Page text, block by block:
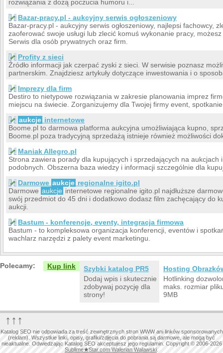
rozwiązania z dozą poczucia humoru i...
Bazar-pracy.pl - aukcyjny serwis ogłoszeniowy
Bazar-pracy.pl - aukcyjny serwis ogłoszeniowy, najlepsi fachowcy,
zaoferować swoje usługi lub zlecić komuś wykonanie pracy,
Serwis dla osób prywatnych oraz firm.
Profity z sieci
Źródło informacji jak czerpać zyski z sieci. W serwisie poznasz
partnerskim. Znajdziesz artykuły dotyczące inwestowania i o
Imprezy dla firm
Destiro to nietypowe rozwiązania w zakresie planowania imprez
miejscu na świecie. Zorganizujemy dla Twojej firmy event,
aukcje internetowe
Boome.pl to darmowa platforma aukcyjna umożliwiająca kupno,
Boome.pl poza tradycyjną sprzedażą istnieje również możliwości
Maniak Allegro.pl
Strona zawiera porady dla kupujących i sprzedających na aukcjach
podobnych. Obszerna baza wiedzy i informacji szczególnie dla
Darmowe aukcje regionalne igito.pl
Darmowe aukcje internetowe regionalne igito.pl najdłuższe
swój przedmiot do 45 dni i dodatkowo dodasz film zachęcający do
aukcji.
Bastum - konferencje, eventy, integracja firmowa
Bastum - to kompleksowa organizacja konferencji, eventów i
wachlarz narzędzi z palety event marketingu.
Polecamy: Kup link
Szybki katalog PR5
Dodaj wpis i skutecznie
zdobywaj pozycję dla
strony!
Hosting
Hotlinking
maks. rozmiar
9MB
↑↑↑
Katalog SEO nie odpowiada za treść zewnętrznych stron WWW ani linków sponsorowanych
(reklam). Wszystkie linki, opisy, grafiki/zdjęcia do pobrania są darmowe, ale mogą być
nieaktualne. Odwiedzając Katalog SEO akceptujesz jego regulamin. Copyright © 2006-2026
Sublime★Star.com Walerian Walawski